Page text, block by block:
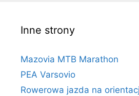
Inne strony
Mazovia MTB Marathon
PEA Varsovio
Rowerowa jazda na